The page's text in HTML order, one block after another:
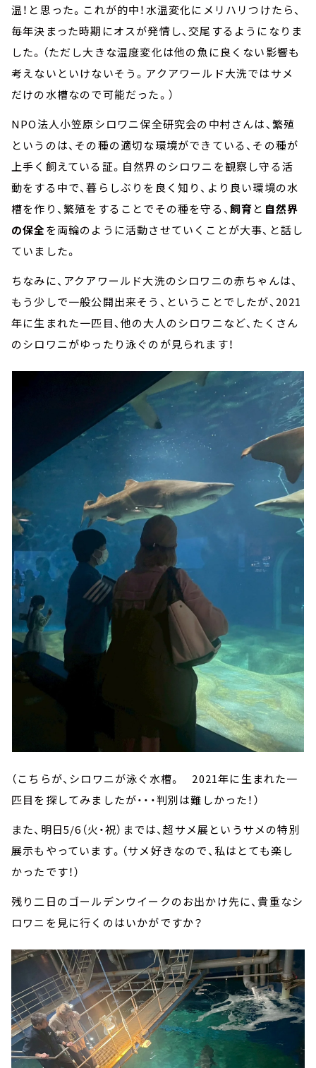
温！と思った。これが的中！水温変化にメリハリつけたら、
毎年決まった時期にオスが発情し、交尾するようになりま
した。（ただし大きな温度変化は他の魚に良くない影響も
考えないといけないそう。アクアワールド大洗ではサメ
だけの水槽なので可能だった。）
NPO法人小笠原シロワニ保全研究会の中村さんは、繁殖
というのは、その種の適切な環境ができている、その種が
上手く飼えている証。自然界のシロワニを観察し守る活
動をする中で、暮らしぶりを良く知り、より良い環境の水
槽を作り、繁殖をすることでその種を守る、飼育と 自然界
の保全を両輪のように活動させていくことが大事、と話し
ていました。
ちなみに、アクアワールド大洗のシロワニの赤ちゃんは、
もう少しで一般公開出来そう、ということでしたが、2021
年に生まれた一匹目、他の大人のシロワニなど、たくさん
のシロワニがゆったり泳ぐのが見られます！
（こちらが、シロワニが泳ぐ水槽。 2021年に生まれた一
匹目を探してみましたが・・・判別は難しかった！）
また、明日5/6（火・祝）までは、超サメ展というサメの特別
展示もやっています。（サメ好きなので、私はとても楽し
かったです！）
残り二日のゴールデンウイークのお出かけ先に、貴重なシ
ロワニを見に行くのはいかがですか？